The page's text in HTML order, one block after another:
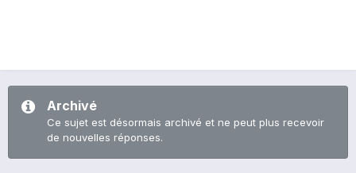
Archivé
Ce sujet est désormais archivé et ne peut plus recevoir
de nouvelles réponses.